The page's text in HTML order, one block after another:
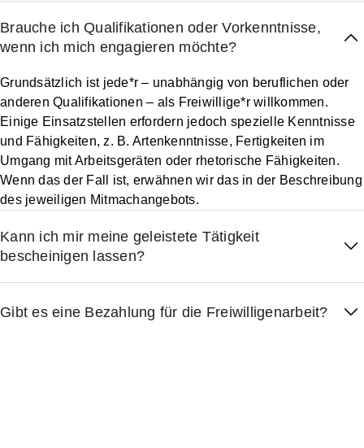
Brauche ich Qualifikationen oder Vorkenntnisse,
wenn ich mich engagieren möchte?
Grundsätzlich ist jede*r – unabhängig von beruflichen oder
anderen Qualifikationen – als Freiwillige*r willkommen.
Einige Einsatzstellen erfordern jedoch spezielle Kenntnisse
und Fähigkeiten, z. B. Artenkenntnisse, Fertigkeiten im
Umgang mit Arbeitsgeräten oder rhetorische Fähigkeiten.
Wenn das der Fall ist, erwähnen wir das in der Beschreibung
des jeweiligen Mitmachangebots.
Kann ich mir meine geleistete Tätigkeit
bescheinigen lassen?
Gibt es eine Bezahlung für die Freiwilligenarbeit?